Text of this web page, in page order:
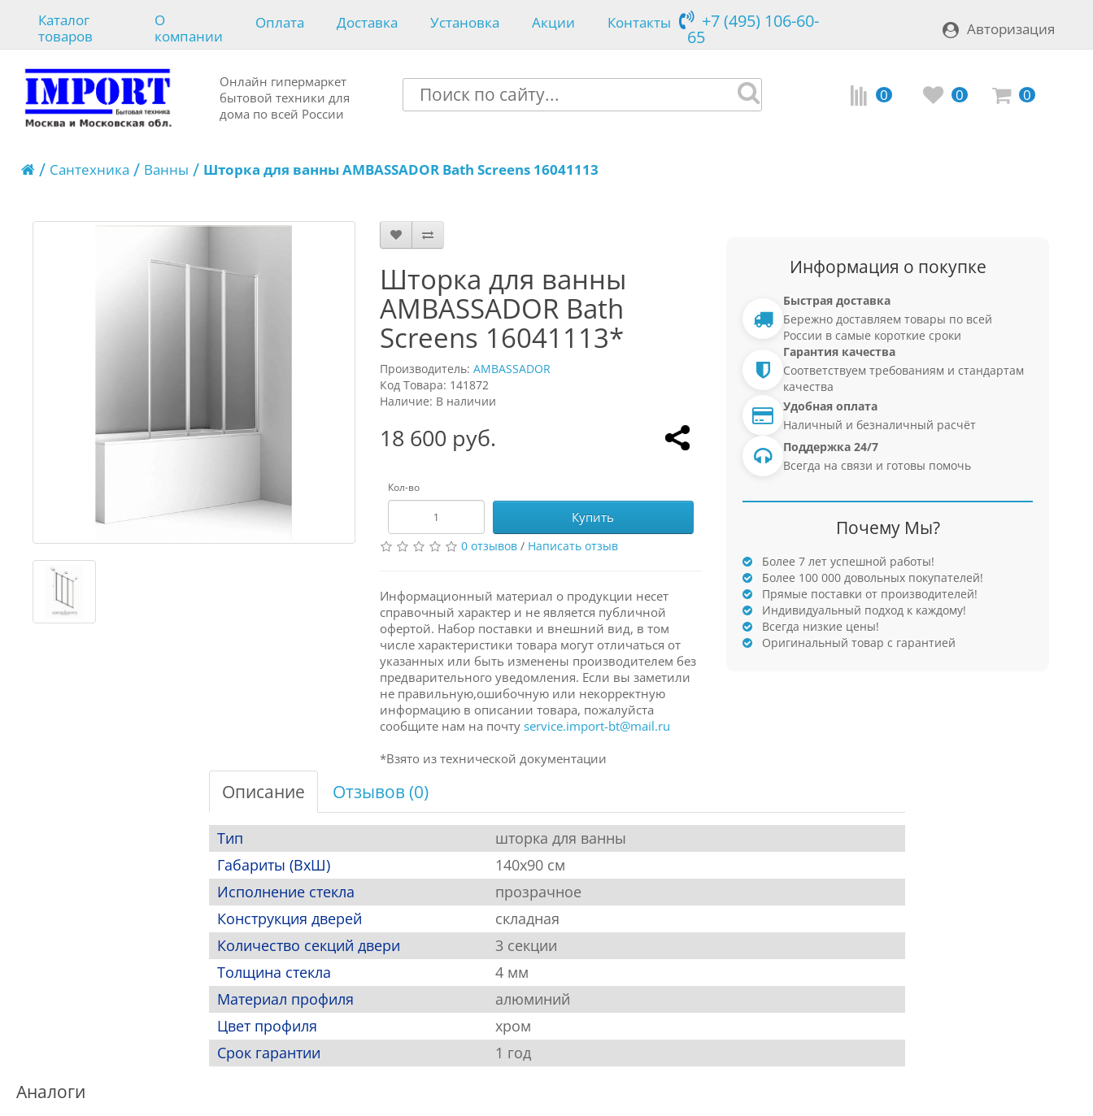
Каталог
товаров
О
компании
Оплата Доставка Установка Акции Контакты +7 (495) 106-60-
65 Авторизация
Онлайн гипермаркет
бытовой техники для
дома по всей России
0 0 0
Сантехника Ванны Шторка для ванны AMBASSADOR Bath Screens 16041113
Шторка для ванны
AMBASSADOR Bath
Screens 16041113*
Производитель: AMBASSADOR
Код Товара: 141872
Наличие: В наличии
18 600 руб.
Кол-во
Купить
0 отзывов/ Написать отзыв
Информационный материал о продукции несет
справочный характер и не является публичной
офертой. Набор поставки и внешний вид, в том
числе характеристики товара могут отличаться от
указанных или быть изменены производителем без
предварительного уведомления. Если вы заметили
не правильную,ошибочную или некорректную
информацию в описании товара, пожалуйста
сообщите нам на почту service.import-bt@mail.ru
*Взято из технической документации
Информация о покупке
Быстрая доставка
Бережно доставляем товары по всей
России в самые короткие сроки
Гарантия качества
Соответствуем требованиям и стандартам
качества
Удобная оплата
Наличный и безналичный расчёт
Поддержка 24/7
Всегда на связи и готовы помочь
Почему Мы?
Более 7 лет успешной работы!
Более 100 000 довольных покупателей!
Прямые поставки от производителей!
Индивидуальный подход к каждому!
Всегда низкие цены!
Оригинальный товар с гарантией
Описание Отзывов (0)
Тип
шторка для ванны
Габариты (ВхШ)
140х90 см
Исполнение стекла
прозрачное
Конструкция дверей
складная
Количество секций двери
3 секции
Толщина стекла
4 мм
Материал профиля
алюминий
Цвет профиля
хром
Срок гарантии
1 год
Аналоги